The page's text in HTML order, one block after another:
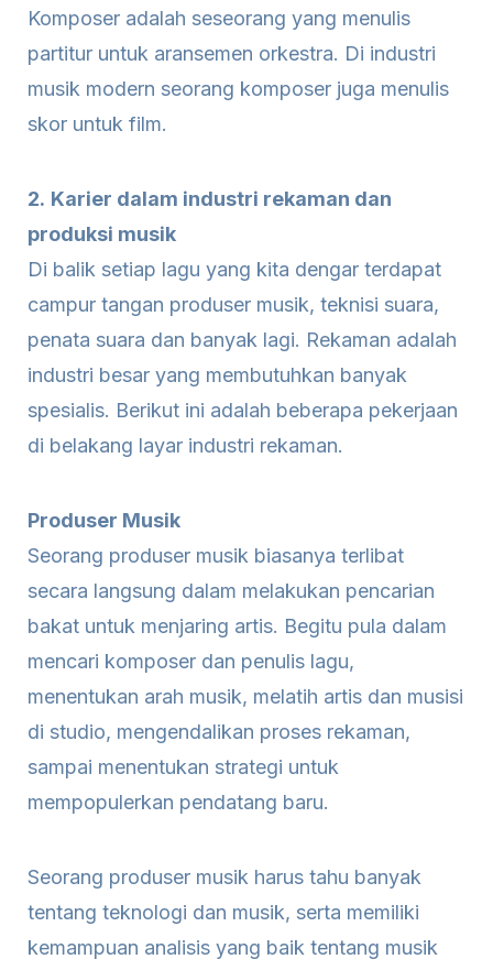
Komposer adalah seseorang yang menulis
partitur untuk aransemen orkestra. Di industri
musik modern seorang komposer juga menulis
skor untuk film.
2. Karier dalam industri rekaman dan
produksi musik
Di balik setiap lagu yang kita dengar terdapat
campur tangan produser musik, teknisi suara,
penata suara dan banyak lagi. Rekaman adalah
industri besar yang membutuhkan banyak
spesialis. Berikut ini adalah beberapa pekerjaan
di belakang layar industri rekaman.
Produser Musik
Seorang produser musik biasanya terlibat
secara langsung dalam melakukan pencarian
bakat untuk menjaring artis. Begitu pula dalam
mencari komposer dan penulis lagu,
menentukan arah musik, melatih artis dan musisi
di studio, mengendalikan proses rekaman,
sampai menentukan strategi untuk
mempopulerkan pendatang baru.
Seorang produser musik harus tahu banyak
tentang teknologi dan musik, serta memiliki
kemampuan analisis yang baik tentang musik